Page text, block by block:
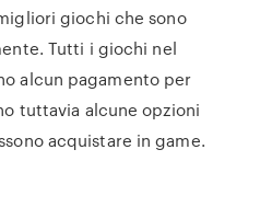
giochi che sono
Tutti i giochi nel
alcun pagamento per
tuttavia alcune opzioni
acquistare in game.